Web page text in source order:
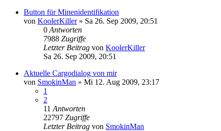
Button für Minenidentifikation
von KoolerKiller» Sa 26. Sep 2009, 20:51
0 Antworten
7988 Zugriffe
Letzter Beitrag von KoolerKiller
Sa 26. Sep 2009, 20:51
Aktuelle Cargodialog von mir
von SmokinMan » Mi 12. Aug 2009, 23:17
1
2
11 Antworten
22797 Zugriffe
Letzter Beitrag von SmokinMan